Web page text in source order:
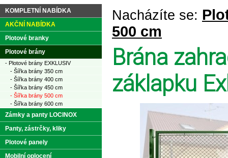
Nacházíte se:
500 cm
Brána
záklapku
KOMPLETNÍ NABÍDKA
AKČNÍ NABÍDKA
Plotové branky
Plotové brány
- Plotové brány EXKLUSIV
- Šířka brány 350 cm
- Šířka brány 400 cm
- Šířka brány 450 cm
- Šířka brány 500 cm
- Šířka brány 600 cm
Zámky a panty LOCINOX
Panty, zástrčky, kliky
Plotové panely
Mobilní oplocení